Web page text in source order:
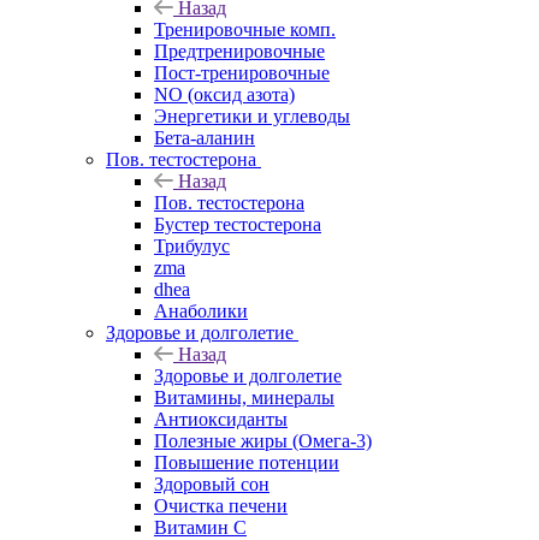
Назад
Тренировочные комп.
Предтренировочные
Пост-тренировочные
NO (оксид азота)
Энергетики и углеводы
Бета-аланин
Пов. тестостерона
Назад
Пов. тестостерона
Бустер тестостерона
Трибулус
zma
dhea
Анаболики
Здоровье и долголетие
Назад
Здоровье и долголетие
Витамины, минералы
Антиоксиданты
Полезные жиры (Омега-3)
Повышение потенции
Здоровый сон
Очистка печени
Витамин С